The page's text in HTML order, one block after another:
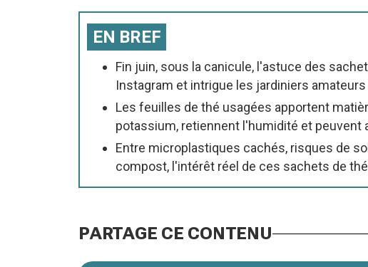
EN BREF
Fin juin, sous la canicule, l'astuce des
Instagram et intrigue les jardiniers
Les feuilles de thé usagées apportent
potassium, retiennent l'humidité et peuvent
Entre microplastiques cachés, risques de
compost, l'intérêt réel de ces sachets de
PARTAGE CE CONTENU